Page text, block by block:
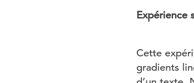
Expérience
Cette
gradients